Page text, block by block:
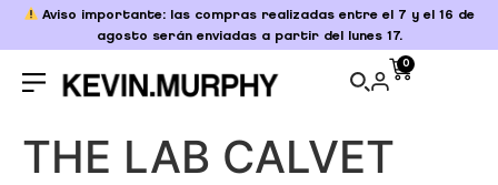
Aviso importante: las compras realizadas entre el 7 y el 16 de
agosto serán enviadas a partir del lunes 17.
0
THE LAB CALVET